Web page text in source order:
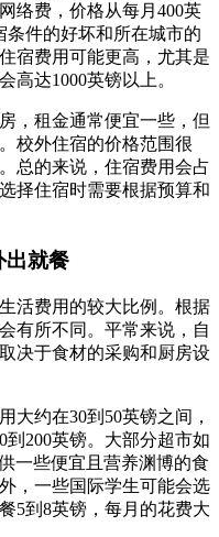
络费，价格从每月400英
条件的好坏和所在城市的
宿费用可能更高，尤其是
高达1000英镑以上。
，租金通常便宜一些，但
校外住宿的价格范围很
总的来说，住宿费用会占
择住宿时需要根据预算和
出就餐
活费用的较大比例。根据
有所不同。平常来说，自
决于食材的采购和厨房设
大约在30到50英镑之间，
200英镑。大部分超市如
供一些便宜且营养渊博的食
，一些国际学生可能会选
5到8英镑，每月的花费大